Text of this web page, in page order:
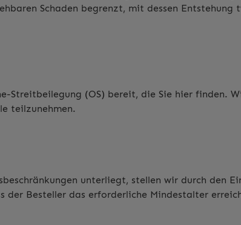
Schaden begrenzt, mit dessen
Streitbeilegung (OS) bereit, die Sie hier finden.
teilzunehmen.
unterliegt, stellen wir durch den
der Besteller das erforderliche Mindestalter